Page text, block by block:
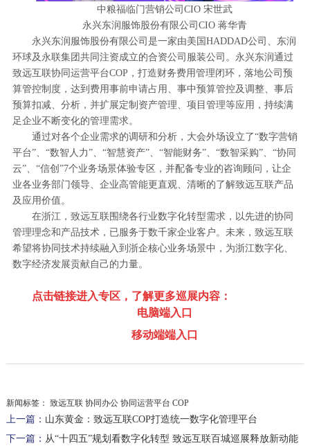
中粮福临门营销公司CIO 宋世武
永兴东润服饰股份有限公司CIO 蒋华青
永兴东润服饰股份有限公司是一家由美国HADDAD公司、东润
环球及永联集团共同注资成立的合资公司服装公司。永兴东润通过
致远互联协同运营平台COP，打造财务费用管理闭环，落地公司预
算管控制度，达到费用事前申请占用、事中预算管控及调整、事后
预算扣减、分析，并扩展定制资产管理、项目管理等应用，持续满
足企业不断变化的管理需求。
通过对各个企业需求的调研和分析，大会外场设立了“数字营销
平台”、“数智人力”、“智慧资产”、“智能财务”、“数智采购”、“协同
云”、“信创”7个业务场景体验专区，并配备专业的咨询顾问，让企
业各业务部门领导、企业高管能更直观、清晰的了解致远互联产品
及应用价值。
在浙江，致远互联围绕各行业数字化转型需求，以先进的协同
管理理念和产品技术，已服务于数千家企业客户。未来，致远互联
希望将协同技术持续融入到浙企核心业务场景中，为浙江数字化、
数字经济发展贡献自己的力量。
点击链接进入专区，了解更多巡展内容：
电脑端入口
移动端端入口
新闻标签： 致远互联 协同办公 协同运营平台 COP
上一篇： 山东黄金：致远互联COP打造统一数字化管理平台
下一篇： 从“十四五”规划看数字化转型 致远互联百城巡展释放新动能